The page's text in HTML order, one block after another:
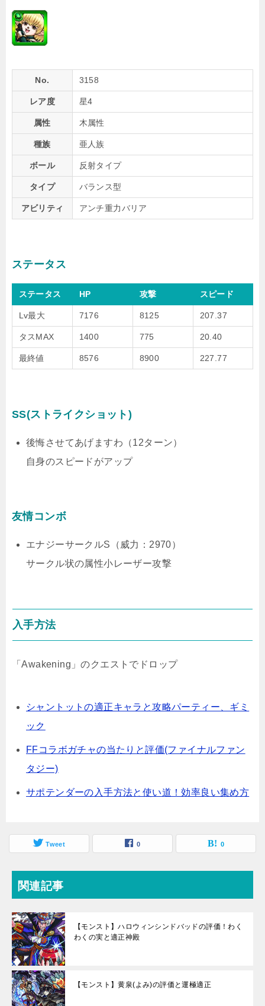
No. 3158
レア度 星4
属性 木属性
種族 亜人族
ボール 反射タイプ
タイプ バランス型
アビリティ アンチ重力バリア
ステータス
ステータス HP 攻撃 スピード
Lv最大 7176 8125 207.37
タスMAX 1400 775 20.40
最終値 8576 8900 227.77
SS(ストライクショット)
後悔させてあげますわ（12ターン）
自身のスピードがアップ
友情コンボ
エナジーサークルS（威力：2970）
サークル状の属性小レーザー攻撃
入手方法
「Awakening」のクエストでドロップ
シャントットの適正キャラと攻略パーティー、ギミ
ック
FFコラボガチャの当たりと評価(ファイナルファン
タジー)
サポテンダーの入手方法と使い道！効率良い集め方
Tweet 0 0
関連記事
【モンスト】ハロウィンシンドバッドの評価！わく
わくの実と適正神殿
【モンスト】黄泉(よみ)の評価と運極適正